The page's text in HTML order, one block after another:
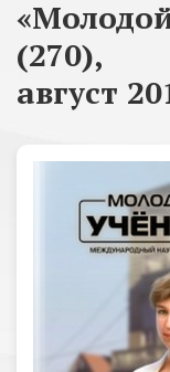
(270),
август